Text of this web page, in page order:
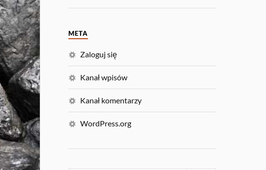
META
Zaloguj się
Kanał wpisów
Kanał komentarzy
WordPress.org